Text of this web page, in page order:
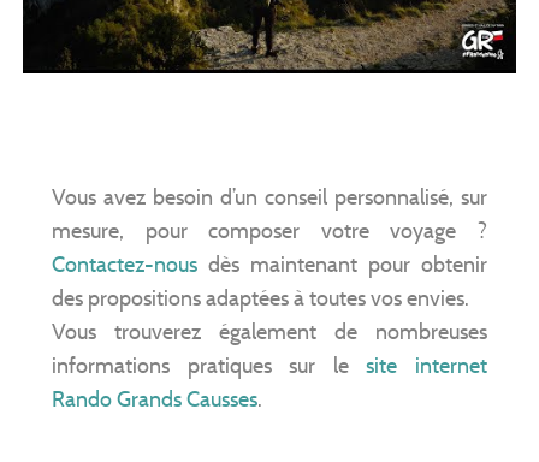
Vous avez besoin d’un conseil personnalisé, sur
mesure, pour composer votre voyage ?
Contactez-nous dès maintenant pour obtenir
des propositions adaptées à toutes vos envies.
Vous trouverez également de nombreuses
informations pratiques sur lesite internet
Rando Grands Causses.